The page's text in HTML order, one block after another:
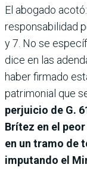
El abogado
responsabilidad
y 7. No se
dice en las
haber firmado
patrimonial que
perjuicio de G.
Brítez en el
en un tramo de
imputando el